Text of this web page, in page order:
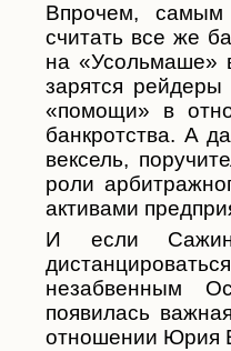
Впрочем,
считать все же
на «Усольмаше»
зарятся
«помощи» в
банкротства. А
вексель,
роли
активами
И если
дистанцировать
незабвенным
появилась
отношении Юрия